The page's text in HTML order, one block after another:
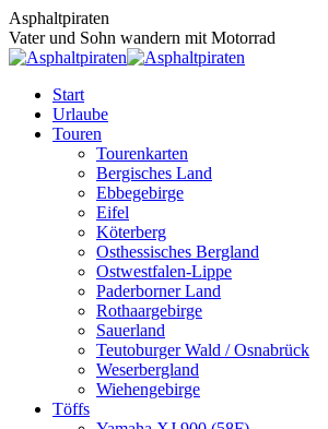
Zum
Inhalt
springen
Asphaltpiraten
Vater und Sohn wandern mit Motorrad
Start
Urlaube
Touren
Tourenkarten
Bergisches Land
Ebbegebirge
Eifel
Köterberg
Osthessisches Bergland
Ostwestfalen-Lippe
Paderborner Land
Rothaargebirge
Sauerland
Teutoburger Wald / Osnabrück
Weserbergland
Wiehengebirge
Töffs